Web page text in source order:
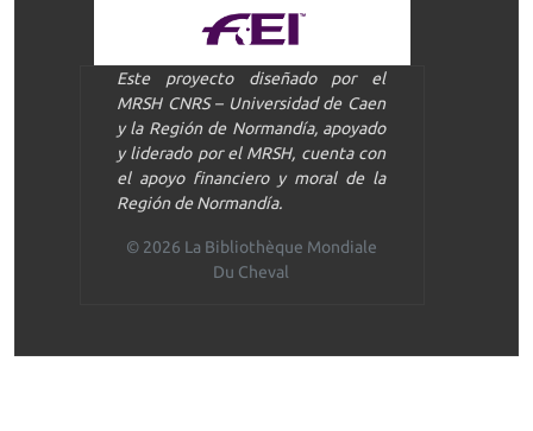
Este proyecto diseñado por el
MRSH CNRS – Universidad de Caen
y la Región de Normandía, apoyado
y liderado por el MRSH, cuenta con
el apoyo financiero y moral de la
Región de Normandía.
© 2026 La Bibliothèque Mondiale
Du Cheval